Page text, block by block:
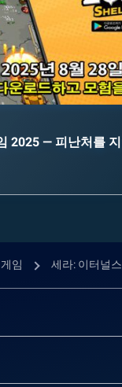
2025 — 피난처를
게임 세라: 이터널스